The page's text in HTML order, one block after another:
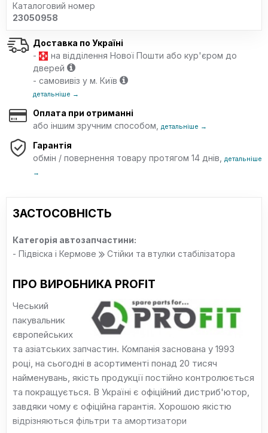
Каталоговий номер
23050958
Доставка по Україні
-
на відділення Нової Пошти або кур'єром до
дверей
- самовивіз у м. Київ
детальніше →
Оплата при отриманні
або іншим зручним способом,
детальніше →
Гарантія
обмін / повернення товару протягом 14 днів,
детальніше
→
ЗАСТОСОВНІСТЬ
Категорія автозапчастини:
- Підвіска і Кермове
Стійки та втулки стабілізатора
ПРО ВИРОБНИКА PROFIT
Чеський
пакувальник
європейських
та азіатських запчастин. Компанія заснована у 1993
році, на сьогодні в асортименті понад 20 тисяч
найменувань, якість продукції постійно контролюється
та покращується. В Україні є офіційний дистриб'ютор,
завдяки чому є офіційна гарантія. Хорошою якістю
відрізняються фільтри та амортизатори